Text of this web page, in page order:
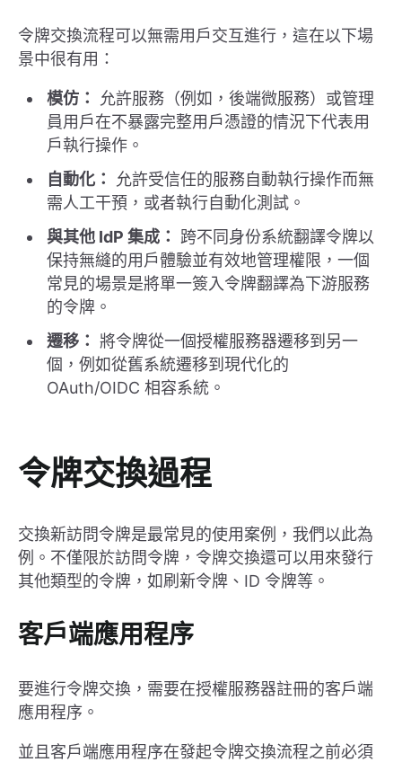
令牌交換流程可以無需用戶交互進行，這在以下場
景中很有用：
模仿：
允許服務（例如，後端微服務）或管理
員用戶在不暴露完整用戶憑證的情況下代表用
戶執行操作。
自動化：
允許受信任的服務自動執行操作而無
需人工干預，或者執行自動化測試。
與其他 IdP 集成：
跨不同身份系統翻譯令牌以
保持無縫的用戶體驗並有效地管理權限，一個
常見的場景是將單一簽入令牌翻譯為下游服務
的令牌。
遷移： 將令牌從一個授權服務器遷移到另一
個，例如從舊系統遷移到現代化的
OAuth/OIDC 相容系統。
令牌交換過程
交換新訪問令牌是最常見的使用案例，我們以此為
例。不僅限於訪問令牌，令牌交換還可以用來發行
其他類型的令牌，如刷新令牌、ID 令牌等。
客戶端應用程序
要進行令牌交換，需要在授權服務器註冊的客戶端
應用程序。
並且客戶端應用程序在發起令牌交換流程之前必須